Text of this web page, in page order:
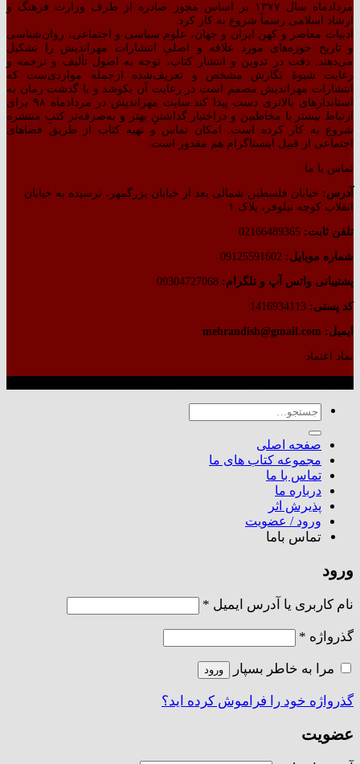
مردادماه سال ۱۳۷۷ بر اساس مجوز صادره از طرف وزارت فرهنگ و
ارشاد اسلامی رسماً شروع به کار کرد.
ادبیات معاصر و کهن ایران و جهان، علوم سیاسی و اجتماعی، روان‌شناسی
و تاریخ حوزه‌های مورد علاقه و اصلیِ انتشارات مهراندیش را تشکیل
می‌دهند. دقت در تدوین و انتشار کتاب،‌ توجه به اصول تألیف و ترجمه و
رعایت شیوهٔ نگارش مشخص و تعریف‌شده ازجمله مواردی‌ست که
انتشارات مهراندیش مصمم است در رعایت آن بکوشد و با گذشت زمان به
استاندارهای بالاتری دست پیدا کند.سایت مهراندیش در مردادماه ۹۸ برای
ارتباط بیشتر با مخاطبین و دراختیار گذاشتنِ بهتر و به‌صرفه‌تر کتبِ منتشره
شروع به کار کرده است. امکان تماس و تهیه کتاب از طریق فضاهای
اجتماعی از قبیل اینستاگرام هم مقدور است.
تماس با ما
آدرس: خیابان فلسطین شمالی بعد از خیابان بزرگمهر، نرسیده به خیابان
انقلاب کوچه نیلوفر، پلاک ۱
تلفن ثابت:
شماره موبایل:
پشتیبانی واتس آپ و تلگرام:
کد پستی:
ایمیل: mehrandish@gmail.com
نماد اعتماد
جستجو
برای:
صفحه اصلی
مجموعه کتاب های ما
تماس با ما
درباره ما
پذیرش اثر
ورود / عضویت
تماس باما
ورود
نام کاربری یا آدرس ایمیل *
گذرواژه *
مرا به خاطر بسپار ورود
گذرواژه خود را فراموش کرده اید؟
عضویت